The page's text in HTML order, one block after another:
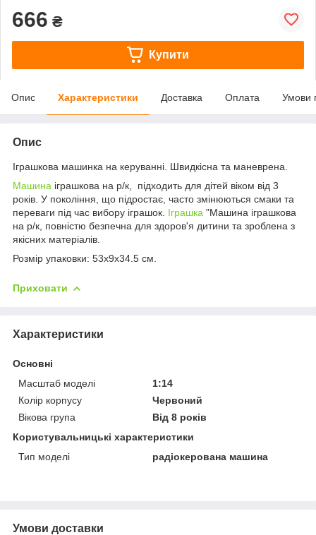
666 ₴
Купити
Опис Характеристики Доставка Оплата Умови
Опис
Іграшкова машинка на керуванні. Швидкісна та маневрена.
Машина іграшкова на р/к, підходить для дітей віком від 3
років. У покоління, що підростає, часто змінюються смаки та
переваги під час вибору іграшок. Іграшка "Машина іграшкова
на р/к, повністю безпечна для здоров'я дитини та зроблена з
якісних матеріалів.
Розмір упаковки: 53x9x34.5 см.
Приховати
Характеристики
Основні
Масштаб моделі
1:14
Колір корпусу
Червоний
Вікова група
Від 8 років
Користувальницькі характеристики
Тип моделі
радіокерована машина
Умови доставки